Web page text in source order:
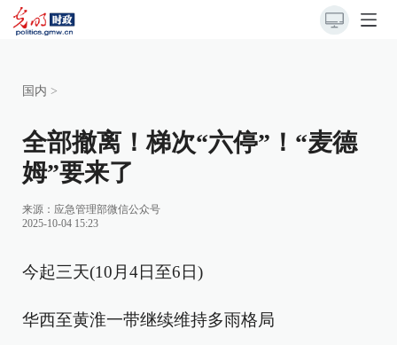
国内 >
全部撤离！梯次“六停”！“麦德
姆”要来了
来源： 应急管理部微信公众号
2025-10-04 15:23
今起三天(10月4日至6日)
华西至黄淮一带继续维持多雨格局